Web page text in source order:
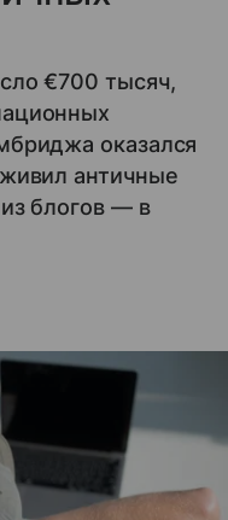
€700 тысяч,
оказался
античные
блогов — в